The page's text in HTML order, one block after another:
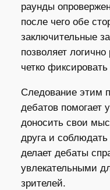
раунды
после чего обе
заключительные
позволяет
четко
Следование этим
дебатов помогает
доносить свои
друга и
делает дебаты
увлекательными
зрителей.